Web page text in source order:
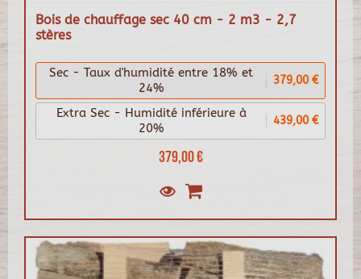
Bois de chauffage sec 40 cm - 2 m3 - 2,7
stères
379,00 €
Sec - Taux d'humidité entre 18% et
24%
379,00 €
Extra Sec - Humidité inférieure à
20%
439,00 €